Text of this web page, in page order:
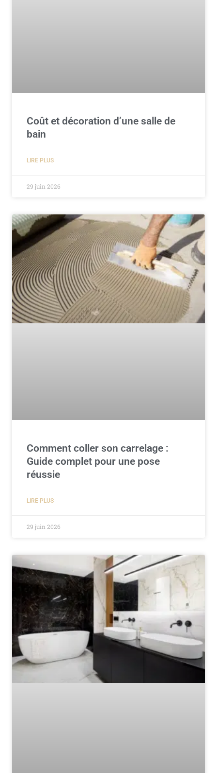
Coût et décoration d’une salle de
bain
LIRE PLUS
29 juin 2026
Comment coller son carrelage :
Guide complet pour une pose
réussie
LIRE PLUS
29 juin 2026